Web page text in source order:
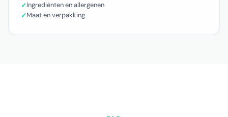
Ingrediënten en allergenen
Maat en verpakking